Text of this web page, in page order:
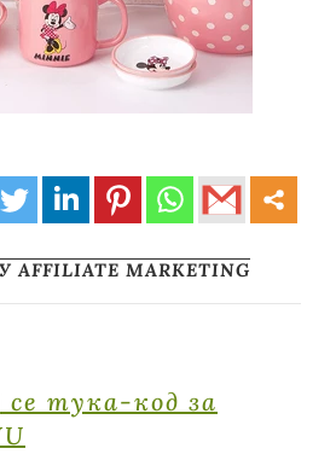
MARKETING
се тука-код за